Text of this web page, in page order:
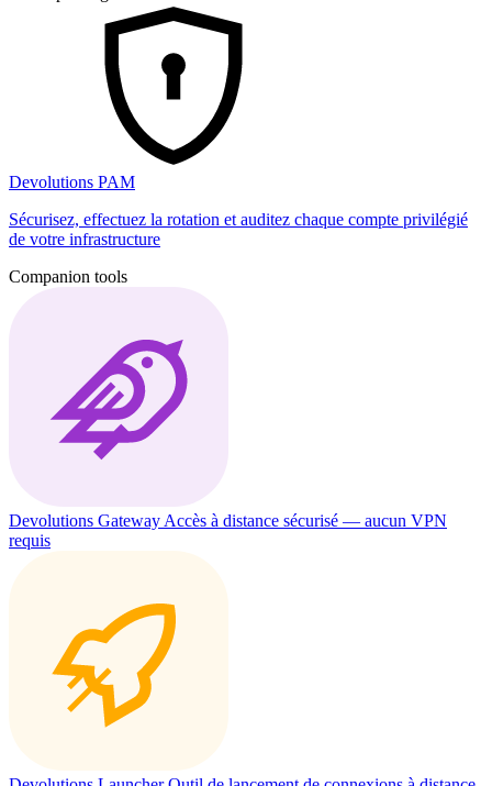
Devolutions PAM
Sécurisez, effectuez la rotation et auditez chaque compte privilégié
de votre infrastructure
Companion tools
Devolutions Gateway Accès à distance sécurisé — aucun VPN
requis